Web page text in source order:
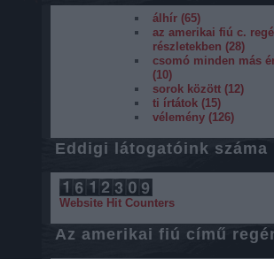
álhír (65)
az amerikai fiú c.
részletekben (28)
csomó minden más
(10)
sorok között (12)
ti írtátok (15)
vélemény (126)
Eddigi látogatóink száma
Website Hit Counters
Az amerikai fiú című